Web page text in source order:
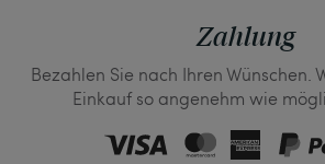
Zahlung
Bezahlen Sie nach Ihren Wünschen.
Einkauf so angenehm wie